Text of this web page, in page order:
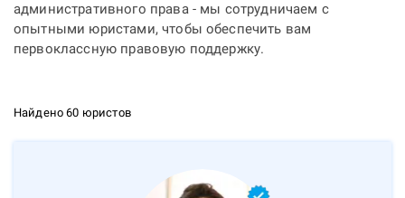
административного права - мы сотрудничаем с
опытными юристами, чтобы обеспечить вам
первоклассную правовую поддержку.
Найдено 60 юристов